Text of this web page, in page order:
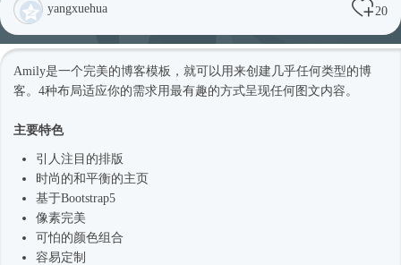
yangxuehua 20
Amily是一个完美的博客模板，就可以用来创建几乎任何类型的博
客。4种布局适应你的需求用最有趣的方式呈现任何图文内容。
主要特色
引人注目的排版
时尚 的和平衡的主页
基于Bootstrap5
像素完美
可怕的颜色组合
容易定制